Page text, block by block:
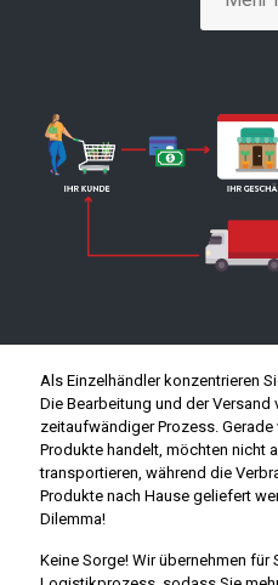
Als Einzelhändler konzentrieren
Die Bearbeitung und der Versand
zeitaufwändiger Prozess.
Produkte handelt, möchten nicht
transportieren, während die
Produkte nach Hause geliefert
Dilemma!
Keine Sorge! Wir übernehmen für